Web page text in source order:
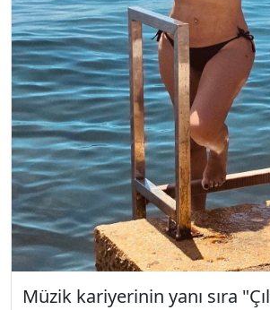
Müzik kariyerinin yanı sıra